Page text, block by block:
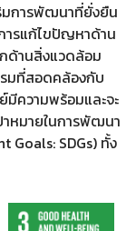
การพัฒนาที่ยั่งยืน
ารแก้ไขปัญหาด้าน
ด้านสิ่งแวดล้อม
มที่สอดคล้องกับ
ความพร้อมและจะ
หมายในการพัฒนา
Goals: SDGs) ทั้ง